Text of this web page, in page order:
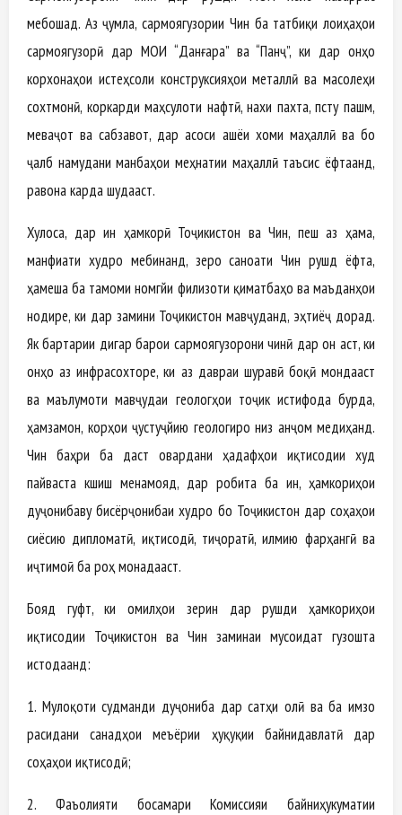
мебошад. Аз ҷумла, сармоягузории Чин ба татбиқи лоиҳаҳои
сармоягузорӣ дар МОИ “Данғара” ва “Панҷ”, ки дар онҳо
корхонаҳои истеҳсоли конструксияҳои металлӣ ва масолеҳи
сохтмонӣ, коркарди маҳсулоти нафтӣ, нахи пахта, пӯсту пашм,
меваҷот ва сабзавот, дар асоси ашёи хоми маҳаллӣ ва бо
ҷалб намудани манбаҳои меҳнатии маҳаллӣ таъсис ёфтаанд,
равона карда шудааст.
Хулоса, дар ин ҳамкорӣ Тоҷикистон ва Чин, пеш аз ҳама,
манфиати худро мебинанд, зеро саноати Чин рушд ёфта,
ҳамеша ба тамоми номгӯйи филизоти қиматбаҳо ва маъданҳои
нодире, ки дар замини Тоҷикистон мавҷуданд, эҳтиёҷ дорад.
Як бартарии дигар барои сармоягузорони чинӣ дар он аст, ки
онҳо аз инфрасохторе, ки аз давраи шуравӣ боқӣ мондааст
ва маълумоти мавҷудаи геологҳои тоҷик истифода бурда,
ҳамзамон, корҳои ҷустуҷӯйию геологиро низ анҷом медиҳанд.
Чин баҳри ба даст овардани ҳадафҳои иқтисодии худ
пайваста кӯшиш менамояд, дар робита ба ин, ҳамкориҳои
дуҷонибаву бисёрҷонибаи худро бо Тоҷикистон дар соҳаҳои
сиёсию дипломатӣ, иқтисодӣ, тиҷоратӣ, илмию фарҳангӣ ва
иҷтимоӣ ба роҳ монадааст.
Бояд гуфт, ки омилҳои зерин дар рушди ҳамкориҳои
иқтисодии Тоҷикистон ва Чин заминаи мусоидат гузошта
истодаанд:
1. Мулоқоти судманди дуҷониба дар сатҳи олӣ ва ба имзо
расидани санадҳои меъёрии ҳуқуқии байнидавлатӣ дар
соҳаҳои иқтисодӣ;
2. Фаъолияти босамари Комиссияи байниҳукуматии